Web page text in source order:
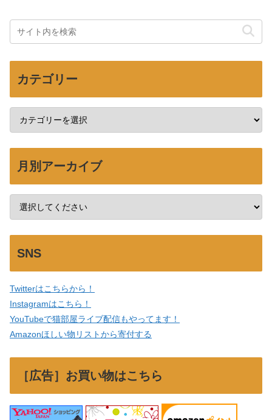
カテゴリー
月別アーカイブ
SNS
Twitterはこちらから！
Instagramはこちら！
YouTubeで猫部屋ライブ配信もやってます！
Amazonほしい物リストから寄付する
［広告］お買い物はこちら